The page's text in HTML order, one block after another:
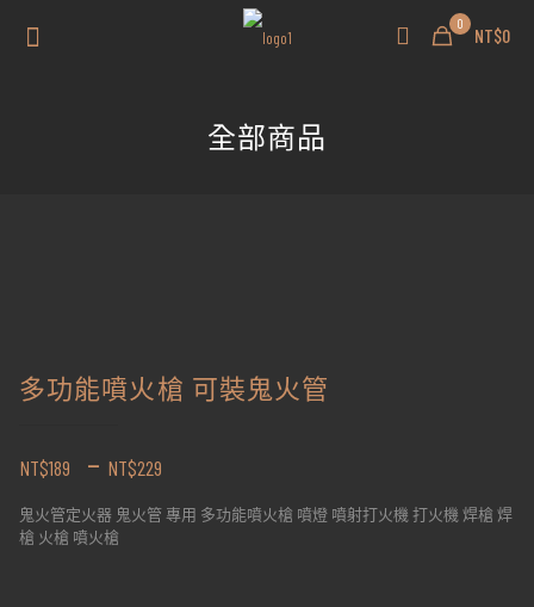
0
NT$0
全部商品
多功能噴火槍 可裝鬼火管
NT$189 – NT$229
鬼火管定火器 鬼火管 專用 多功能噴火槍 噴燈 噴射打火機 打火機 焊槍 焊
槍 火槍 噴火槍